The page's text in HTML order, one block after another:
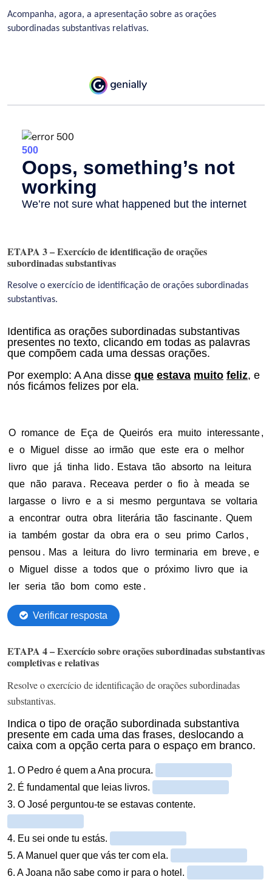
Acompanha, agora, a apresentação sobre as orações
subordinadas substantivas relativas.
ETAPA 3 – Exercício de identificação de orações
subordinadas substantivas
Resolve o exercício de identificação de orações subordinadas
substantivas.
ETAPA 4 – Exercício sobre orações subordinadas substantivas
completivas e relativas
Resolve o exercício de identificação de orações subordinadas
substantivas.